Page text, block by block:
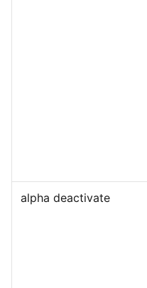
alpha deactivate